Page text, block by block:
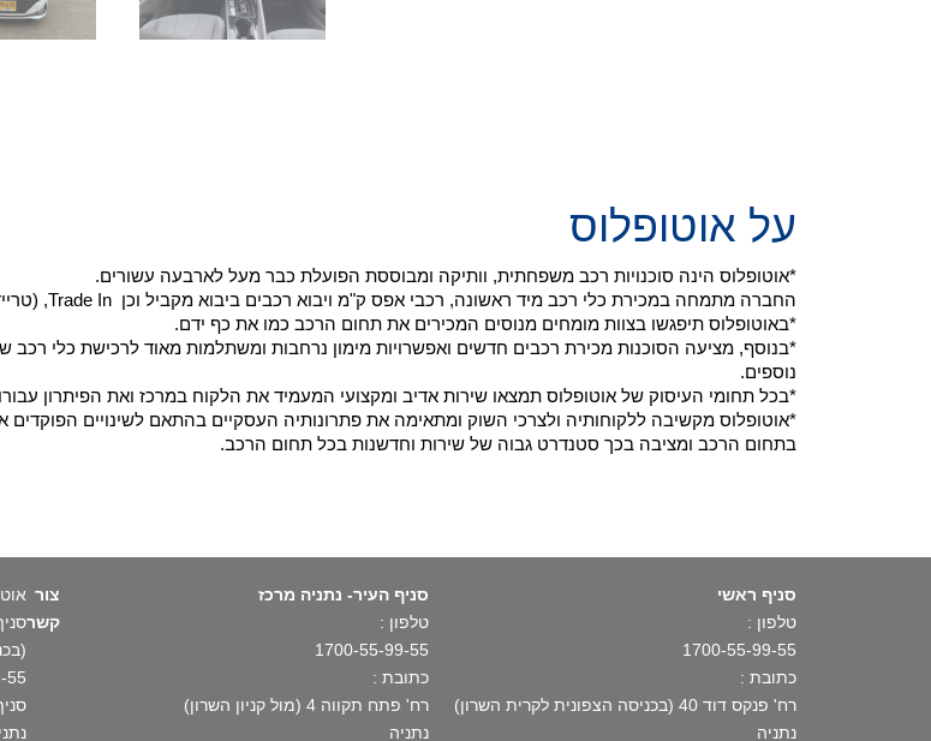
על אוטופלוס
*אוטופלוס הינה סוכנויות רכב משפחתית, וותיקה ומבוססת הפועלת כבר מעל לארבעה עשורים.
החברה מתמחה במכירת כלי רכב מיד ראשונה, רכבי אפס ק"מ ויבוא רכבים ביבוא מקביל וכן Trade In, (טרייד אין)
*באוטופלוס תיפגשו בצוות מומחים מנוסים המכירים את תחום הרכב כמו את כף ידם.
*בנוסף, מציעה הסוכנות מכירת רכבים חדשים ואפשרויות מימון נרחבות ומשתלמות מאוד לרכישת כלי
נוספים.
*בכל תחומי העיסוק של אוטופלוס תמצאו שירות אדיב ומקצועי המעמיד את הלקוח במרכז ואת הפיתרון
*אוטופלוס מקשיבה ללקוחותיה ולצרכי השוק ומתאימה את פתרונותיה העסקיים בהתאם לשינויים הפוקדים
בתחום הרכב ומציבה בכך סטנדרט גבוה של שירות וחדשנות בכל תחום הרכב.
סניף ראשי
טלפון :
1700-55-99-55
כתובת :
רח' פנקס דוד 40 (בכניסה הצפונית לקרית השרון)
נתניה
סניף העיר- נתניה מרכז
טלפון :
1700-55-99-55
כתובת :
רח' פתח תקווה 4 (מול קניון השרון)
נתניה
צור
קשר
אוטו
55